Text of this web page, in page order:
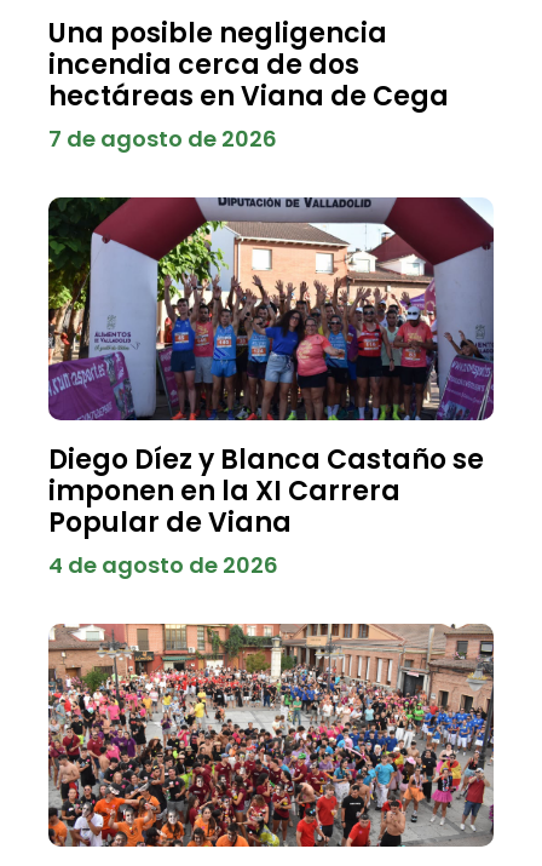
Una posible negligencia
incendia cerca de dos
hectáreas en Viana de Cega
7 de agosto de 2026
Diego Díez y Blanca Castaño se
imponen en la XI Carrera
Popular de Viana
4 de agosto de 2026